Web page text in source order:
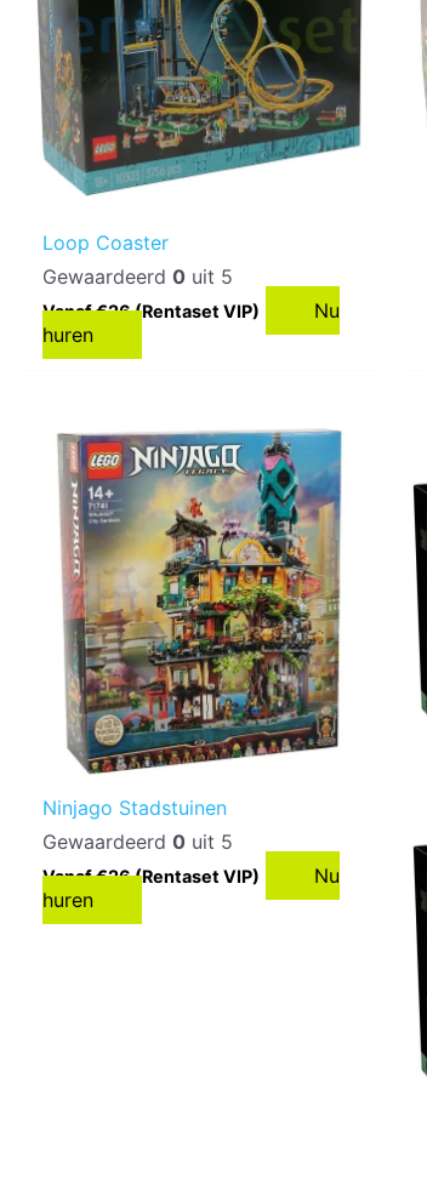
Loop Coaster
Gewaardeerd0 uit 5
Vanaf €26 (Rentaset VIP)
Nu
huren
Ninjago Stadstuinen
Gewaardeerd0 uit 5
Vanaf €26 (Rentaset VIP)
Nu
huren